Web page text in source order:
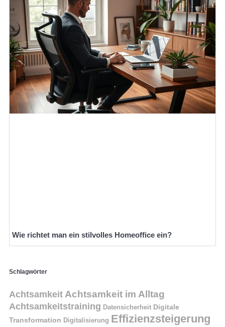
Wie richtet man ein stilvolles Homeoffice ein?
Schlagwörter
Achtsamkeit Achtsamkeit im Alltag
Achtsamkeitstraining Datensicherheit Digitale
Transformation Digitalisierung Effizienzsteigerung